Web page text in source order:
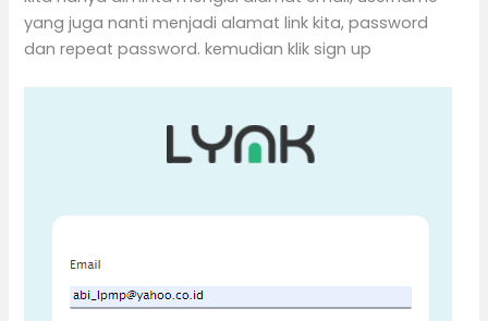
yang juga nanti menjadi alamat link kita, password
dan repeat password. kemudian klik sign up